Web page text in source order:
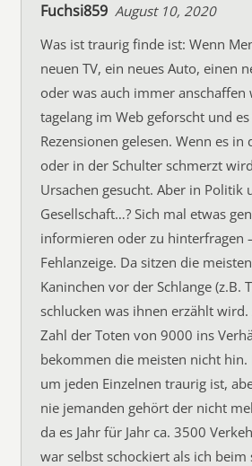
Fuchsi859 August 10, 2020
Was ist traurig finde ist: Wenn
neuen TV, ein neues Auto, einen
oder was auch immer
tagelang im Web geforscht und
Rezensionen gelesen. Wenn es
oder in der Schulter schmerzt
Ursachen gesucht. Aber in Politik
Gesellschaft…? Sich mal etwas
informieren oder zu hinterfragen
Fehlanzeige. Da sitzen die
Kaninchen vor der Schlange (z.B.
schlucken was ihnen erzählt
Zahl der Toten von 9000 ins
bekommen die meisten nicht hin.
um jeden Einzelnen traurig ist,
nie jemanden gehört der nicht
da es Jahr für Jahr ca. 3500
war selbst schockiert als ich beim